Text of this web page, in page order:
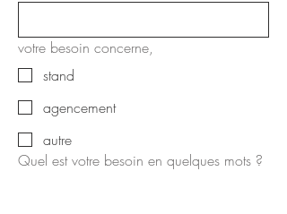
votre besoin concerne,
stand
agencement
autre
Quel est votre besoin en quelques mots ?